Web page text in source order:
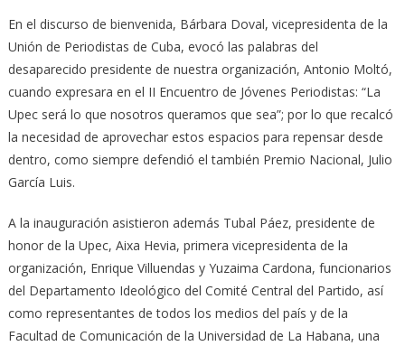
En el discurso de bienvenida, Bárbara Doval, vicepresidenta de la
Unión de Periodistas de Cuba, evocó las palabras del
desaparecido presidente de nuestra organización, Antonio Moltó,
cuando expresara en el II Encuentro de Jóvenes Periodistas: “La
Upec será lo que nosotros queramos que sea”; por lo que recalcó
la necesidad de aprovechar estos espacios para repensar desde
dentro, como siempre defendió el también Premio Nacional, Julio
García Luis.
A la inauguración asistieron además Tubal Páez, presidente de
honor de la Upec, Aixa Hevia, primera vicepresidenta de la
organización, Enrique Villuendas y Yuzaima Cardona, funcionarios
del Departamento Ideológico del Comité Central del Partido, así
como representantes de todos los medios del país y de la
Facultad de Comunicación de la Universidad de La Habana, una